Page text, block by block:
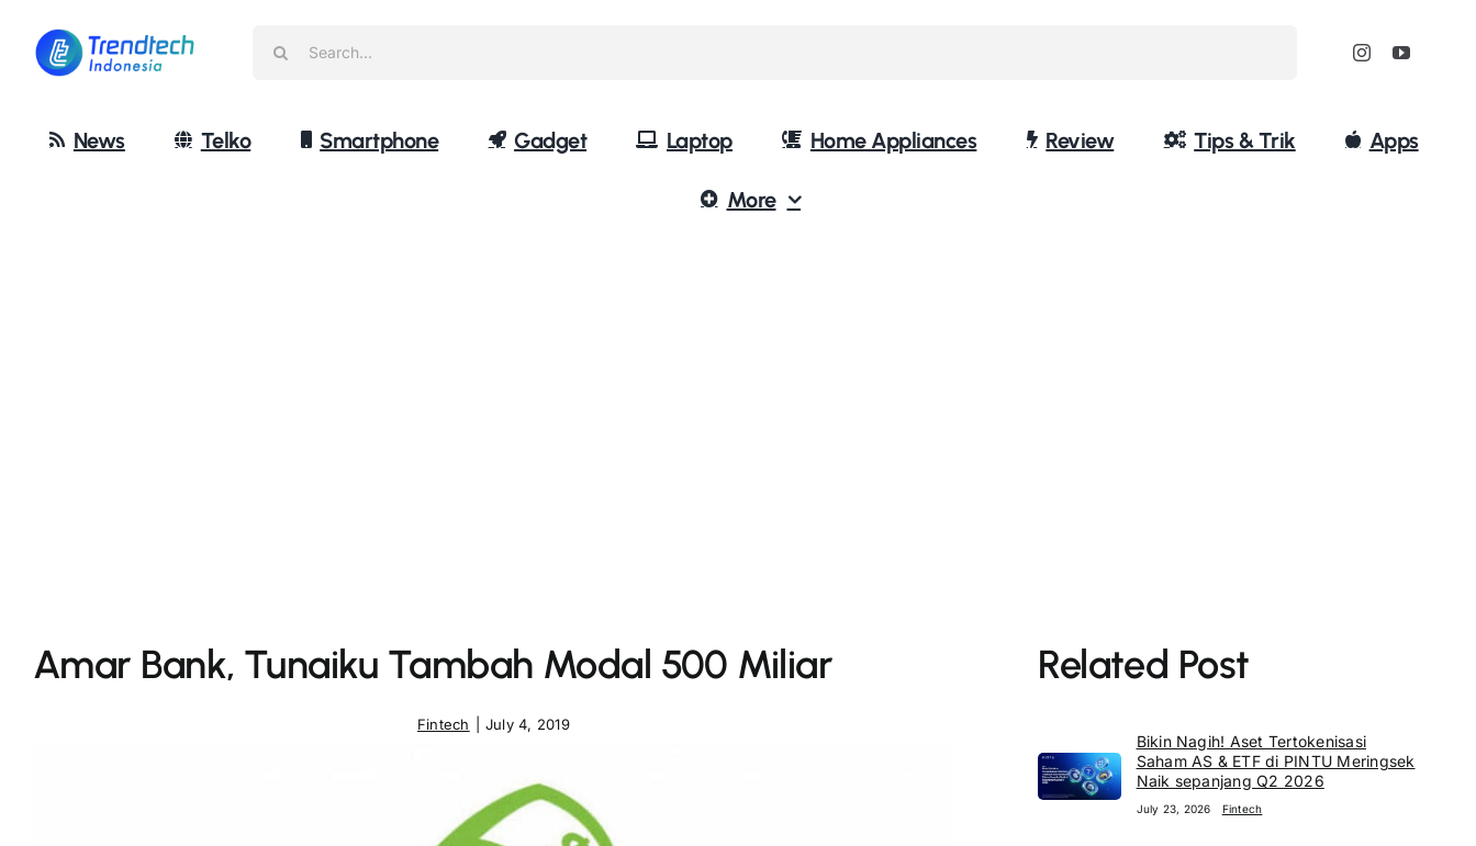
content
News Telko Smartphone Gadget Laptop Home Appliances Review Tips & Trik Apps
More
Amar Bank, Tunaiku Tambah Modal 500 Miliar
Fintech July 4, 2019
Related Post
Bikin Nagih! Aset Tertokenisasi
Saham AS & ETF di PINTU Meringsek
Naik sepanjang Q2 2026
July 23, 2026 Fintech